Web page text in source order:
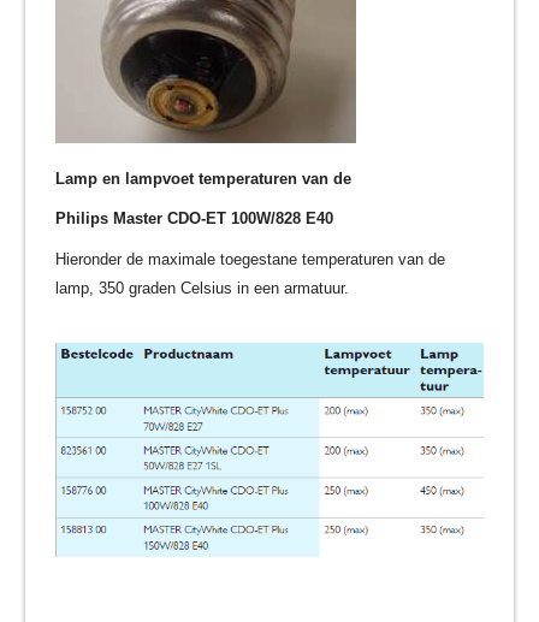
Lamp en lampvoet temperaturen van de
Philips Master CDO-ET 100W/828 E40
Hieronder de maximale toegestane temperaturen van de
lamp, 350 graden Celsius in een armatuur.